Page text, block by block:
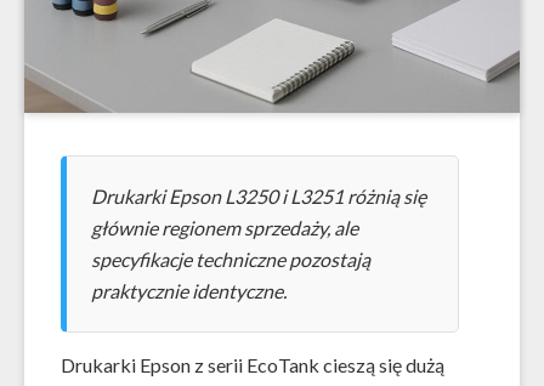
Drukarki Epson L3250 i L3251 różnią się
głównie regionem sprzedaży, ale
specyfikacje techniczne pozostają
praktycznie identyczne.
Drukarki Epson z serii EcoTank cieszą się dużą